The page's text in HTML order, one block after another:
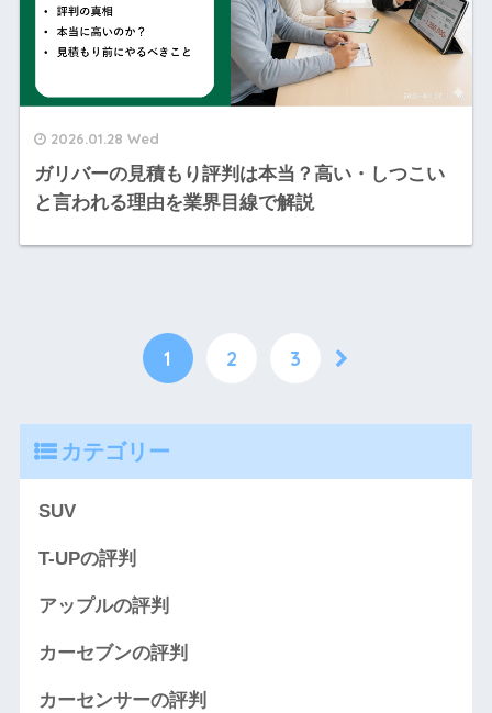
2026.01.28 Wed
ガリバーの見積もり評判は本当？高い・しつこい
と言われる理由を業界目線で解説
1 2 3
カテゴリー
SUV
T-UPの評判
アップルの評判
カーセブンの評判
カーセンサーの評判